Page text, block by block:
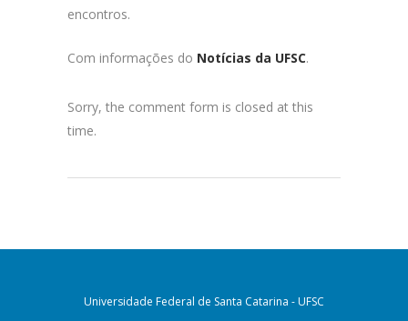
encontros.
Com informações do Notícias da UFSC.
Sorry, the comment form is closed at this
time.
Universidade Federal de Santa Catarina - UFSC